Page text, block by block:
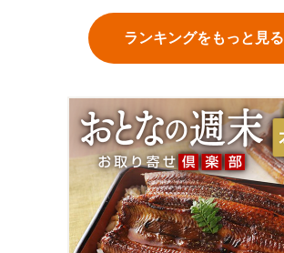
ランキングをもっと見る